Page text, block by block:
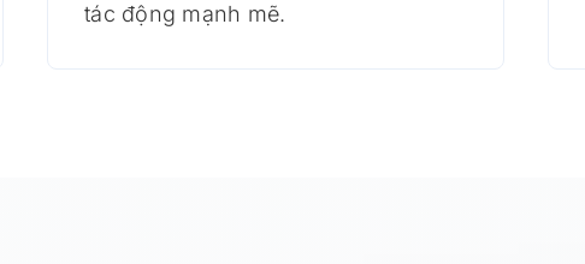
tác động mạnh mẽ.